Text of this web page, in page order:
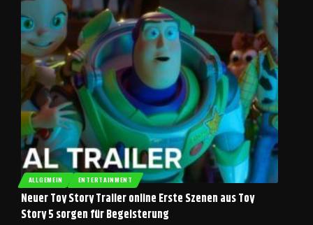
ALLGEMEIN ENTERTAINMENT
Neuer Toy Story Trailer online Erste Szenen aus Toy
Story 5 sorgen für Begeisterung